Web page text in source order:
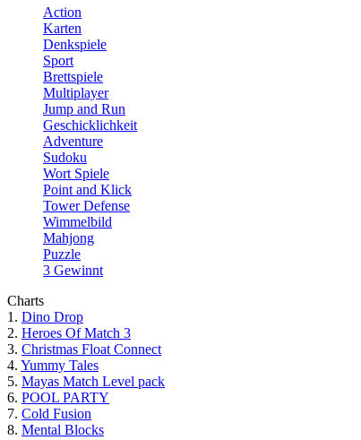
Action
Karten
Denkspiele
Sport
Brettspiele
Multiplayer
Jump and Run
Geschicklichkeit
Adventure
Sudoku
Wort Spiele
Point and Klick
Tower Defense
Wimmelbild
Mahjong
Puzzle
3 Gewinnt
Charts
1. Dino Drop
2. Heroes Of Match 3
3. Christmas Float Connect
4. Yummy Tales
5. Mayas Match Level pack
6. POOL PARTY
7. Cold Fusion
8. Mental Blocks